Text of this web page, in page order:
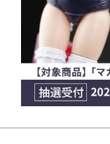
レジンキャ
・手作りで
部分がある
・パーツの
やヘアドラ